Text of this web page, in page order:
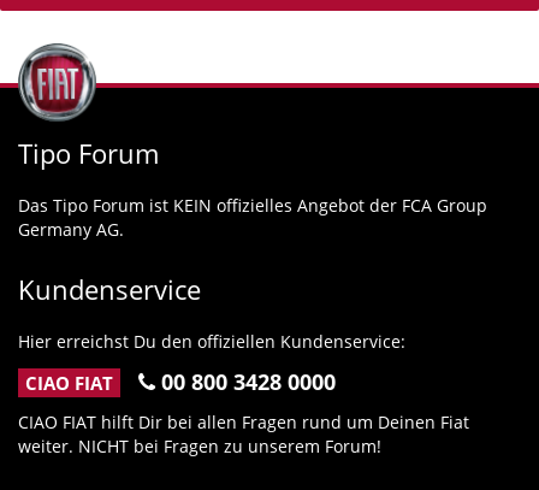
Tipo Forum
Das Tipo Forum ist KEIN offizielles Angebot der FCA Group
Germany AG.
Kundenservice
Hier erreichst Du den offiziellen Kundenservice:
CIAO FIAT 00 800 3428 0000
CIAO FIAT hilft Dir bei allen Fragen rund um Deinen Fiat
weiter. NICHT bei Fragen zu unserem Forum!